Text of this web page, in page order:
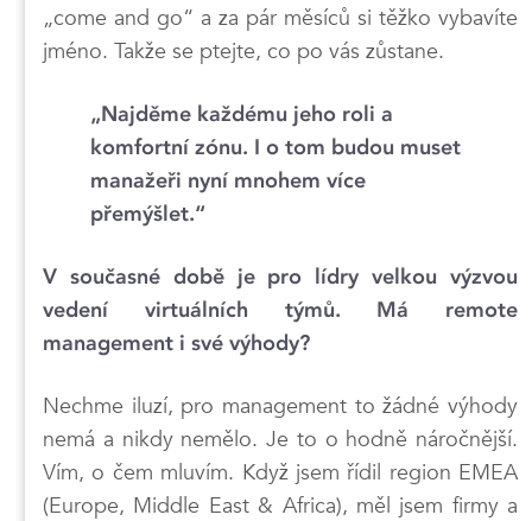
„come and go“ a za pár měsíců si těžko vybavíte
jméno. Takže se ptejte, co po vás zůstane.
„Najděme každému jeho roli a
komfortní zónu. I o tom budou muset
manažeři nyní mnohem více
přemýšlet.“
V současné době je pro lídry velkou výzvou
vedení virtuálních týmů. Má remote
management i své výhody?
Nechme iluzí, pro management to žádné výhody
nemá a nikdy nemělo. Je to o hodně náročnější.
Vím, o čem mluvím. Když jsem řídil region EMEA
(Europe, Middle East & Africa), měl jsem firmy a